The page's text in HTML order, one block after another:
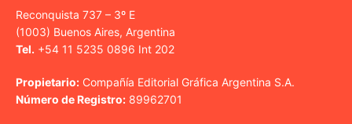
Reconquista 737 – 3º E
(1003) Buenos Aires, Argentina
Tel. +54 11 5235 0896 Int 202
Propietario: Compañía Editorial Gráfica Argentina S.A.
Número de Registro: 89962701